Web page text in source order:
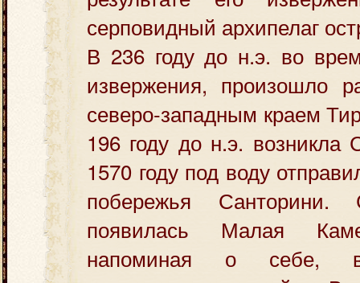
серповидный архипелаг
В 236 году до н.э. во
извержения, произошло
северо-западным краем
196 году до н.э.
1570 году под воду
побережья
появилась Малая
напоминая о себе,